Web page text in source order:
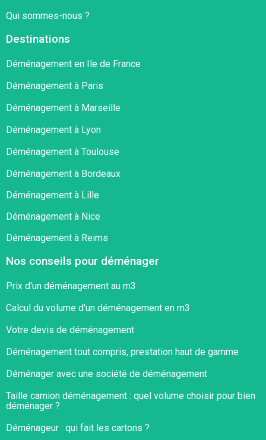
Qui sommes-nous ?
Destinations
Déménagement en Ile de France
Déménagement à Paris
Déménagement à Marseille
Déménagement à Lyon
Déménagement à Toulouse
Déménagement à Bordeaux
Déménagement à Lille
Déménagement à Nice
Déménagement à Reims
Nos conseils pour déménager
Prix d'un déménagement au m3
Calcul du volume d'un déménagement en m3
Votre devis de déménagement
Déménagement tout compris, prestation haut de gamme
Déménager avec une société de déménagement
Taille camion déménagement : quel volume choisir pour bien
déménager ?​
Déménageur : qui fait les cartons ?​